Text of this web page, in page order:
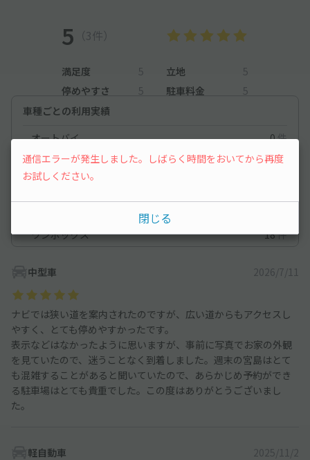
5 （3件）
満足度 5 立地
5
停めやすさ
5 駐車料金
5
車種ごとの利用実績
オートバイ
0件
軽自動車
9件
ワンボックス
18件
中型車 2026/7/11
ナビでは狭い道を案内されたのですが、広い道からもアクセスし
やすく、とても停めやすかったです。
表示などはなかったように思いますが、事前に写真でお家の外観
を見ていたので、迷うことなく到着しました。週末の宮島はとて
も混雑することがあると聞いていたので、あらかじめ予約ができ
る駐車場はとても貴重でした。この度はありがとうございまし
た。
軽自動車 2025/11/2
通信エラーが発生しました。しばらく時間をおいてから再度
お試しください。
閉じる